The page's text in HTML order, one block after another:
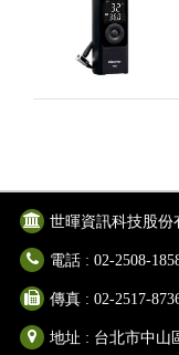
世暉資訊科技股份
電話 : 02-2508-
傳真 : 02-2517-
地址 : 台北市中山